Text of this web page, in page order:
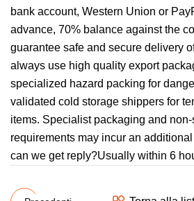
bank account, Western Union or
advance, 70% balance against the
guarantee safe and secure delivery
always use high quality export
specialized hazard packing for
validated cold storage shippers for
items. Specialist packaging and
requirements may incur an
can we get reply?Usually within 6